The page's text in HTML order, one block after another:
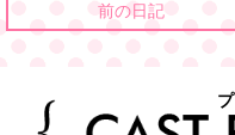
前の日記